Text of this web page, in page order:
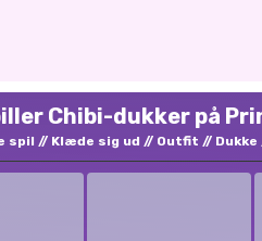
Chibi-dukker på
spil Klæde sig ud Outfit Dukke